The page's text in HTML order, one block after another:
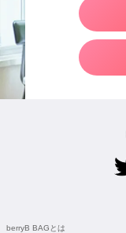
berryB BAGとは